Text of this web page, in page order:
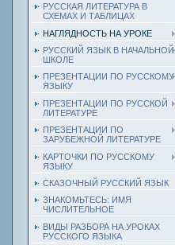
РУССКАЯ ЛИТЕРАТУРА В
СХЕМАХ И ТАБЛИЦАХ
НАГЛЯДНОСТЬ НА УРОКЕ
РУССКИЙ ЯЗЫК В НАЧАЛЬНОЙ
ШКОЛЕ
ПРЕЗЕНТАЦИИ ПО РУССКОМУ
ЯЗЫКУ
ПРЕЗЕНТАЦИИ ПО РУССКОЙ
ЛИТЕРАТУРЕ
ПРЕЗЕНТАЦИИ ПО
ЗАРУБЕЖНОЙ ЛИТЕРАТУРЕ
КАРТОЧКИ ПО РУССКОМУ
ЯЗЫКУ
СКАЗОЧНЫЙ РУССКИЙ ЯЗЫК
ЗНАКОМЬТЕСЬ: ИМЯ
ЧИСЛИТЕЛЬНОЕ
ВИДЫ РАЗБОРА НА УРОКАХ
РУССКОГО ЯЗЫКА